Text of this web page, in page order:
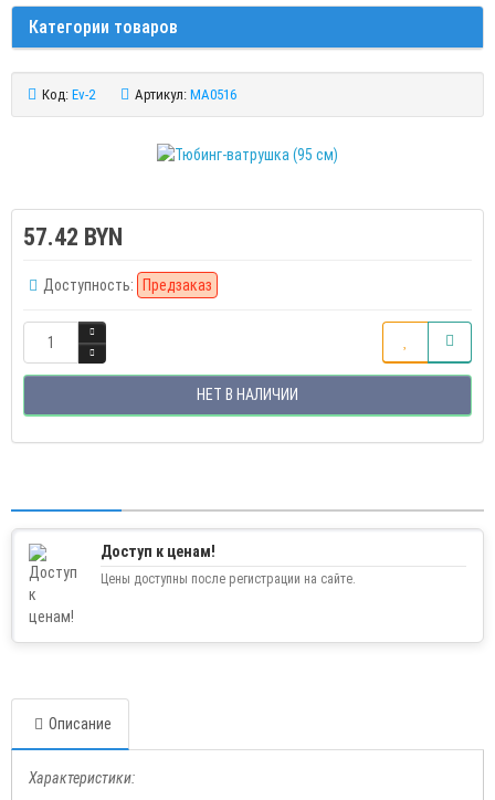
Категории товаров
Код: Ev-2 Артикул: MA0516
57.42 BYN
Доступность: Предзаказ
НЕТ В НАЛИЧИИ
Доступ к ценам!
Цены доступны после регистрации на сайте.
Описание
Характеристики: